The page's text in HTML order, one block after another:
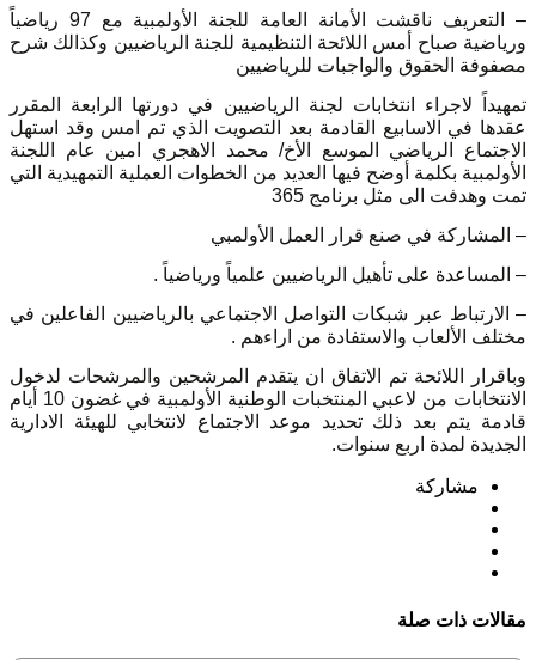
– التعريف
ناقشت الأمانة العامة للجنة الأولمبية مع 97 رياضياً
ورياضية صباح أمس اللائحة التنظيمية للجنة الرياضيين وكذالك شرح
مصفوفة الحقوق والواجبات للرياضيين
تمهيداً لاجراء انتخابات لجنة الرياضيين في دورتها الرابعة المقرر
عقدها في الاسابيع القادمة بعد التصويت الذي تم امس وقد استهل
الاجتماع الرياضي الموسع الأخ/ محمد الاهجري امين عام اللجنة
الأولمبية بكلمة أوضح فيها العديد من الخطوات العملية التمهيدية التي
تمت وهدفت الى مثل برنامج 365
– المشاركة في صنع قرار العمل الأولمبي
– المساعدة على تأهيل الرياضيين علمياً ورياضياً .
– الارتباط عبر شبكات التواصل الاجتماعي بالرياضيين الفاعلين في
مختلف الألعاب والاستفادة من اراءهم .
وباقرار اللائحة تم الاتفاق ان يتقدم المرشحين والمرشحات لدخول
الانتخابات من لاعبي المنتخبات الوطنية الأولمبية في غضون 10 أيام
قادمة يتم بعد ذلك تحديد موعد الاجتماع لانتخابي للهيئة الادارية
الجديدة لمدة اربع سنوات.
مشاركة
مقالات ذات صلة